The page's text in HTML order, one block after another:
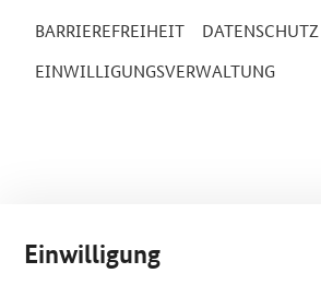
BARRIEREFREIHEIT
DATENSCHUTZ
EINWILLIGUNGSVERWALTUNG
Einwilligung